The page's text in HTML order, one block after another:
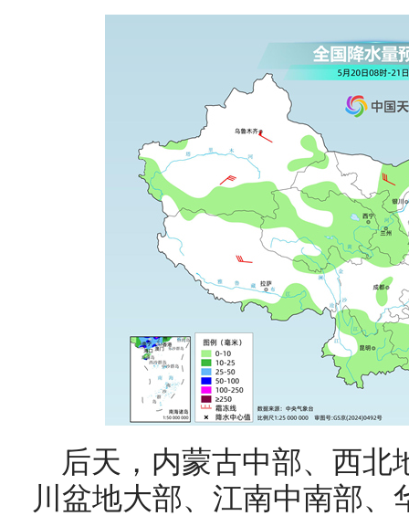
后天， 内蒙古中部、西北
川盆地大部、江南中南部